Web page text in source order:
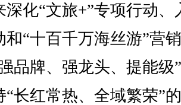
深化“文旅+”专项行动、
和“十百千万海丝游”营
品牌、强龙头、提能级
“长红常热、全域繁荣”